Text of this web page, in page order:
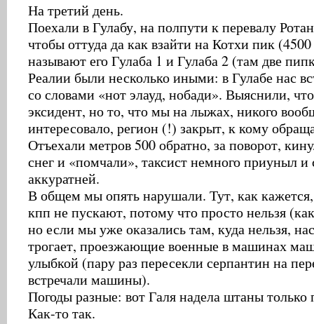
На третий день.
Поехали в Гулабу, на полпути к перевалу
чтобы оттуда да как взайти на Котхи пик
называют его Гулаба 1 и Гулаба 2 (там две
Реалии были несколько иными: в Гулабе нас
со словами «нот элауд, нобади». Выяснили,
эксидент, но то, что мы на лыжах, никого
интересовало, регион (!) закрыт, к кому
Отъехали метров 500 обратно, за поворот,
снег и «помчали», таксист немного приуныл и
аккуратней.
В общем мы опять нарушали. Тут, как
кпп не пускают, потому что просто нельзя
но если мы уже оказались там, куда нельзя,
трогает, проезжающие военные в машинах
улыбкой (пару раз пересекли серпантин на
встречали машины).
Погоды разные: вот Галя надела штаны только
Как-то так.